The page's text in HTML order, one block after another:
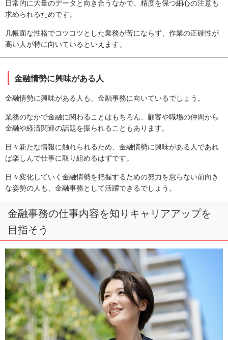
日常的に大量のデータと向き合うなかで、精度を保つ細心の注意も
求められるためです。
几帳面な性格でコツコツとした業務が苦にならず、作業の正確性が
高い人が特に向いているといえます。
金融情勢に興味がある人
金融情勢に興味がある人も、金融事務に向いているでしょう。
業務のなかで金融に関わることはもちろん、顧客や職場の仲間から
金融や経済関連の話題を振られることもあります。
日々新たな情報に触れられるため、金融情勢に興味がある人であれ
ば楽しんで仕事に取り組めるはずです。
日々変化していく金融情勢を把握するための努力を怠らない前向き
な姿勢の人も、金融事務として活躍できるでしょう。
金融事務の仕事内容を知りキャリアアップを
目指そう